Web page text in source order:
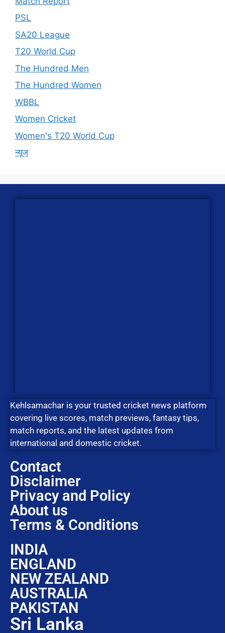
PSL
SA20 League
T20 World Cup
The Hundred Men
The Hundred Women
WBBL
Women Cricket
Women's T20 World Cup
न्यूज
Kehlsamachar is your trusted cricket news platform
covering live scores, match previews, fantasy tips,
match reports, and the latest updates from
international and domestic cricket.
Contact
Disclaimer
Privacy and Policy
About us
Terms & Conditions
INDIA
ENGLAND
NEW ZEALAND
AUSTRALIA
PAKISTAN
Sri Lanka